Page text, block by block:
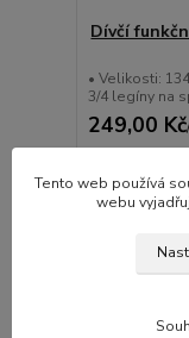
Dívčí
• Velikosti:
3/4 legíny na
249,00 Kč/
Tento web používá
webu